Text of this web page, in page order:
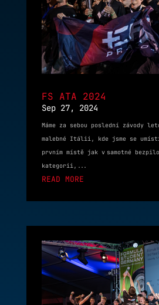
FS ATA 2024
Sep 27, 2024
Máme za sebou poslední závody
malebné Itálii, kde jsme se
prvním místě jak v samotné
kategorii,...
READ MORE